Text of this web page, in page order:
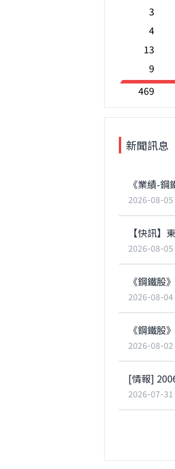
3
4
13
9
469
新聞訊息
《業績-
2026-08-05
【快訊】
2026-08-05
《鋼鐵股
2026-08-04
《鋼鐵股
2026-08-02
[情報]
2026-07-31